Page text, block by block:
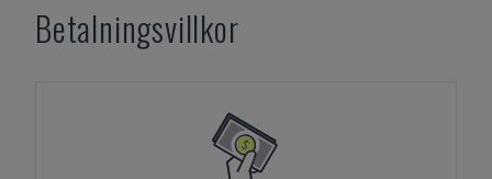
Betalningsvillkor